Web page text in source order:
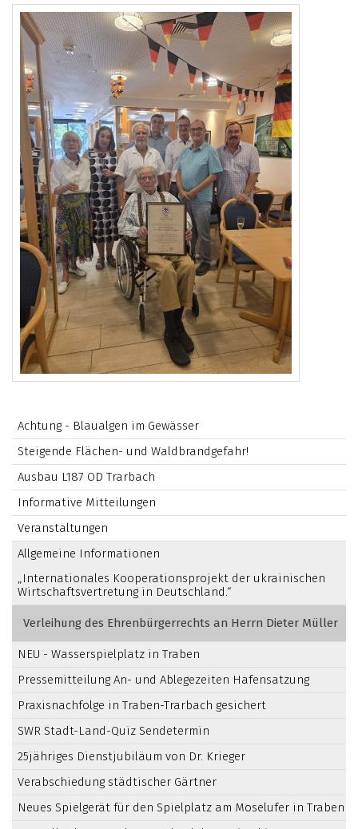
Achtung - Blaualgen im Gewässer
Steigende Flächen- und Waldbrandgefahr!
Ausbau L187 OD Trarbach
Informative Mitteilungen
Veranstaltungen
Allgemeine Informationen
„Internationales Kooperationsprojekt der ukrainischen
Wirtschaftsvertretung in Deutschland.“
Verleihung des Ehrenbürgerrechts an Herrn Dieter Müller
NEU - Wasserspielplatz in Traben
Pressemitteilung An- und Ablegezeiten Hafensatzung
Praxisnachfolge in Traben-Trarbach gesichert
SWR Stadt-Land-Quiz Sendetermin
25jähriges Dienstjubiläum von Dr. Krieger
Verabschiedung städtischer Gärtner
Neues Spielgerät für den Spielplatz am Moselufer in Traben